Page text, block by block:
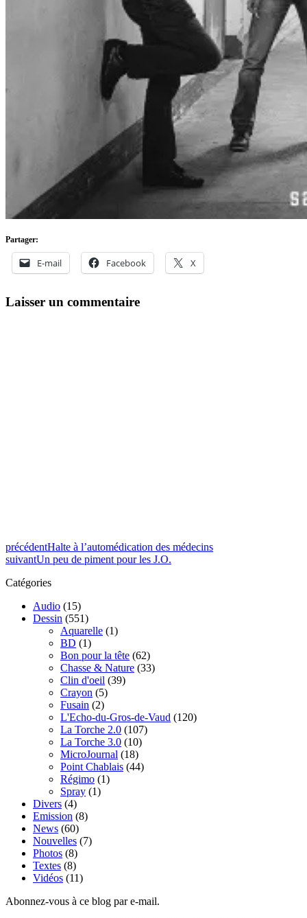
Partager:
E-mail Facebook X
Laisser un commentaire
précédentHalte à l’automédication des médecins
suivantUn peu de piment pour les J.O.
Catégories
Audio (15)
Dessin (551)
Aquarelle (1)
BD (1)
Bon pour la tête (62)
Chasse & Nature (33)
Clin d'oeil (39)
Crayon (5)
Fusain (2)
L'Echo-du-Gros-de-Vaud (120)
La Torche 2.0 (107)
La Torche 3.0 (10)
MicroJournal (18)
Point Chablais (44)
Régimo (1)
Spray (1)
Divers (4)
Emission (8)
News (60)
Nouvelles (7)
Photos (8)
Textes (8)
Vidéos (11)
Abonnez-vous à ce blog par e-mail.